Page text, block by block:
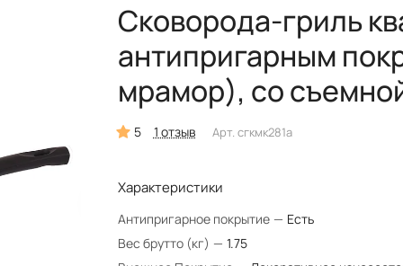
Сковорода-гриль
антипригарным
мрамор), со
5 1 отзыв Арт. сгкмк281а
Характеристики
Антипригарное покрытие — Есть
Вес брутто (кг) — 1.75